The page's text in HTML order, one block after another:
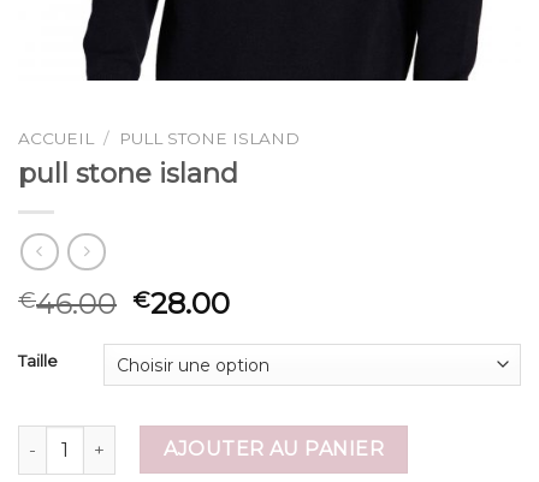
ACCUEIL / PULL STONE ISLAND
pull stone island
€46.00 €28.00
Taille
quantité de pull stone islandAJOUTER AU PANIER